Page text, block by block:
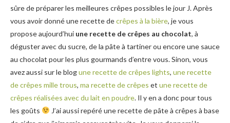
sûre de préparer les meilleures crêpes possibles le jour J. Après
vous avoir donné une recette decrêpes à la bière, je vous
propose aujourd’hui une recette de crêpes au chocolat, à
déguster avec du sucre, de la pâte à tartiner ou encore une sauce
au chocolat pour les plus gourmands d’entre vous. Sinon, vous
avez aussi sur le blogune recette de crêpes lights, une recette
de crêpes mille trous, ma recette de crêpes et une recette de
crêpes réalisées avec du lait en poudre. Il y en a donc pour tous
les goûts
J’ai aussi repéré une recette de pâte à crêpes à base